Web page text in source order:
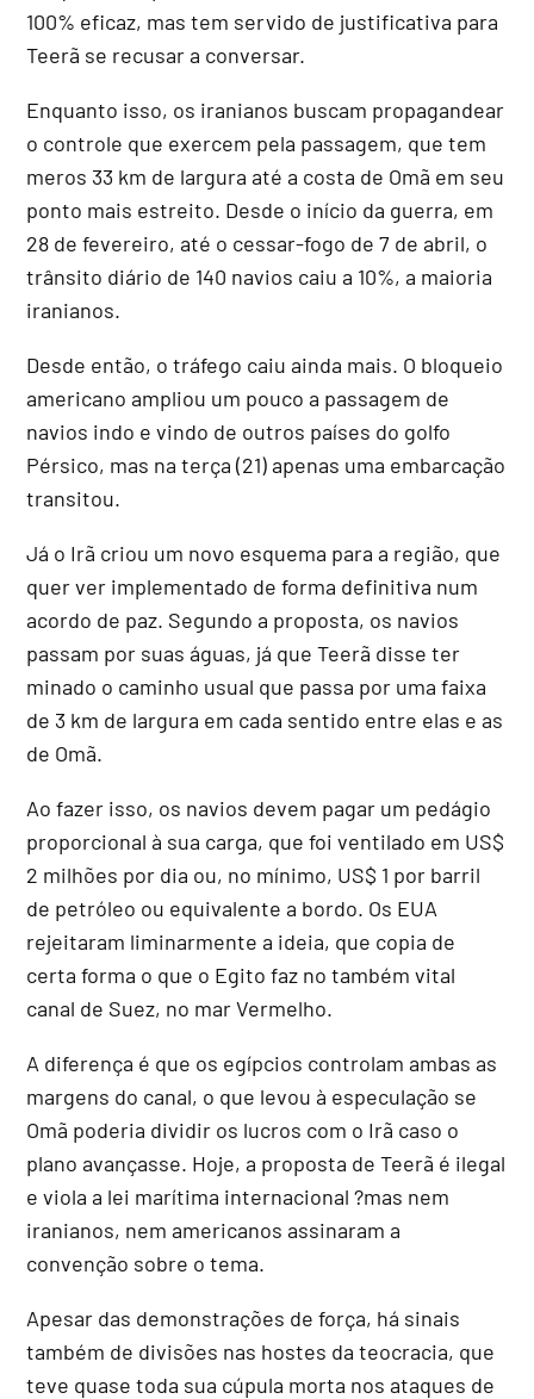
100% eficaz, mas tem servido de justificativa para
Teerã se recusar a conversar.
Enquanto isso, os iranianos buscam propagandear
o controle que exercem pela passagem, que tem
meros 33 km de largura até a costa de Omã em seu
ponto mais estreito. Desde o início da guerra, em
28 de fevereiro, até o cessar-fogo de 7 de abril, o
trânsito diário de 140 navios caiu a 10%, a maioria
iranianos.
Desde então, o tráfego caiu ainda mais. O bloqueio
americano ampliou um pouco a passagem de
navios indo e vindo de outros países do golfo
Pérsico, mas na terça (21) apenas uma embarcação
transitou.
Já o Irã criou um novo esquema para a região, que
quer ver implementado de forma definitiva num
acordo de paz. Segundo a proposta, os navios
passam por suas águas, já que Teerã disse ter
minado o caminho usual que passa por uma faixa
de 3 km de largura em cada sentido entre elas e as
de Omã.
Ao fazer isso, os navios devem pagar um pedágio
proporcional à sua carga, que foi ventilado em US$
2 milhões por dia ou, no mínimo, US$ 1 por barril
de petróleo ou equivalente a bordo. Os EUA
rejeitaram liminarmente a ideia, que copia de
certa forma o que o Egito faz no também vital
canal de Suez, no mar Vermelho.
A diferença é que os egípcios controlam ambas as
margens do canal, o que levou à especulação se
Omã poderia dividir os lucros com o Irã caso o
plano avançasse. Hoje, a proposta de Teerã é ilegal
e viola a lei marítima internacional ?mas nem
iranianos, nem americanos assinaram a
convenção sobre o tema.
Apesar das demonstrações de força, há sinais
também de divisões nas hostes da teocracia, que
teve quase toda sua cúpula morta nos ataques de